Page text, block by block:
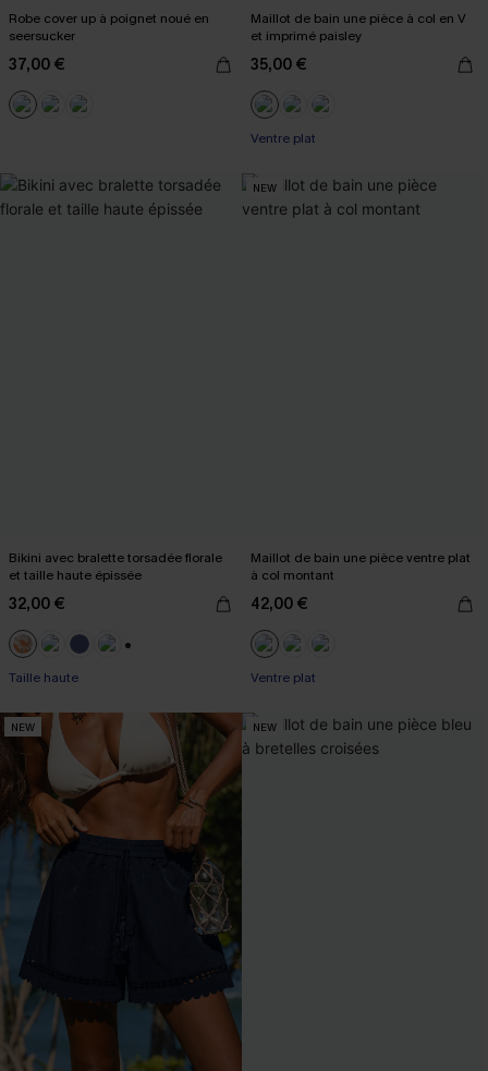
Robe cover up à poignet noué en
seersucker
37,00 €
Maillot de bain une pièce à col en V
et imprimé paisley
35,00 €
Ventre plat
Bikini avec bralette torsadée florale
et taille haute épissée
32,00 €
Taille haute
NEW
Maillot de bain une pièce ventre plat
à col montant
42,00 €
Ventre plat
NEW NEW